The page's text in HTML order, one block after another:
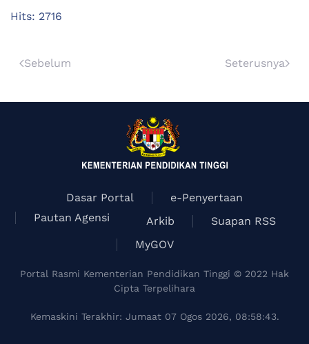
Hits: 2716
Sebelum Seterusnya
Dasar Portal
e-Penyertaan
Pautan Agensi
Arkib
Suapan RSS
MyGOV
Portal Rasmi Kementerian Pendidikan Tinggi © 2022 Hak
Cipta Terpelihara
Kemaskini Terakhir: Jumaat 07 Ogos 2026, 08:58:43.